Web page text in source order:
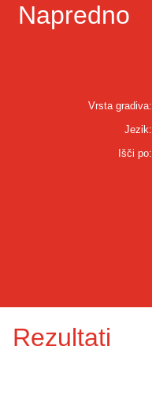
Napredno
Vrsta gradiva:
Jezik:
Išči po:
Rezultati